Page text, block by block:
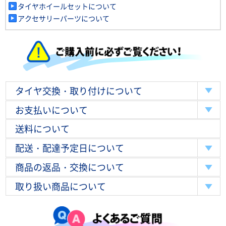
タイヤホイールセットについて
アクセサリーパーツについて
タイヤ交換・取り付けについて
お支払いについて
送料について
配送・配達予定日について
商品の返品・交換について
取り扱い商品について